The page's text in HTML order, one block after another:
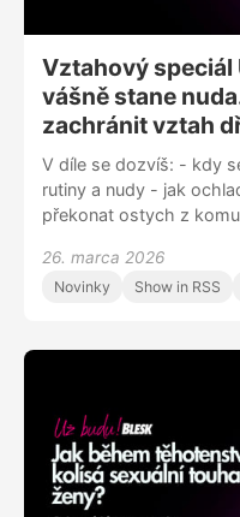
Vztahový speciál
vášně stane
zachránit vztah
V díle se dozvíš: - kdy se vztah a sex dostává do fáze
rutiny a nudy - jak ochladnutí ve vztahu předcházet a
překonat ostych z komunikace - proč je
fungovat společné
lidech - jestli je otevřený vztah řešením nebo spíš
26. marca 2026
Novinky Show in RSS